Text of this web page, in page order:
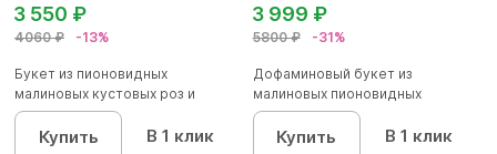
4060 ₽ -13%
3 550 ₽
Букет из пионовидных
малиновых кустовых роз и
альстроме...
Купить В 1 клик
5800 ₽ -31%
3 999 ₽
Дофаминовый букет из
малиновых пионовидных
кустовых роз...
Купить В 1 клик